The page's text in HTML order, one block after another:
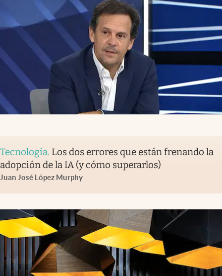
Tecnología. Los dos errores que están frenando la
adopción de la IA (y cómo superarlos)
Juan José López Murphy